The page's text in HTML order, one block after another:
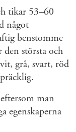
tikar 53–60
något
benstomme
största och
grå, svart, röd
man
egenskaperna